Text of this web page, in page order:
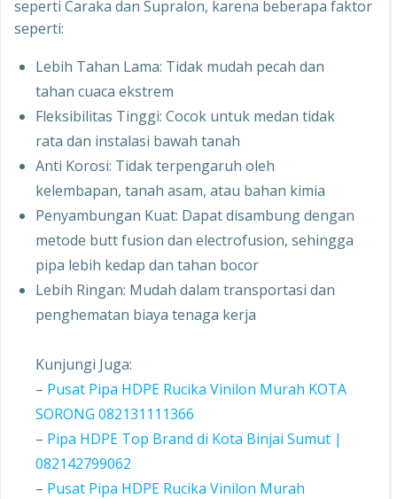
seperti Caraka dan Supralon, karena beberapa faktor
seperti:
Lebih Tahan Lama: Tidak mudah pecah dan
tahan cuaca ekstrem
Fleksibilitas Tinggi: Cocok untuk medan tidak
rata dan instalasi bawah tanah
Anti Korosi: Tidak terpengaruh oleh
kelembapan, tanah asam, atau bahan kimia
Penyambungan Kuat: Dapat disambung dengan
metode butt fusion dan electrofusion, sehingga
pipa lebih kedap dan tahan bocor
Lebih Ringan: Mudah dalam transportasi dan
penghematan biaya tenaga kerja
Kunjungi Juga:
– Pusat Pipa HDPE Rucika Vinilon Murah KOTA
SORONG 082131111366
– Pipa HDPE Top Brand di Kota Binjai Sumut |
082142799062
– Pusat Pipa HDPE Rucika Vinilon Murah